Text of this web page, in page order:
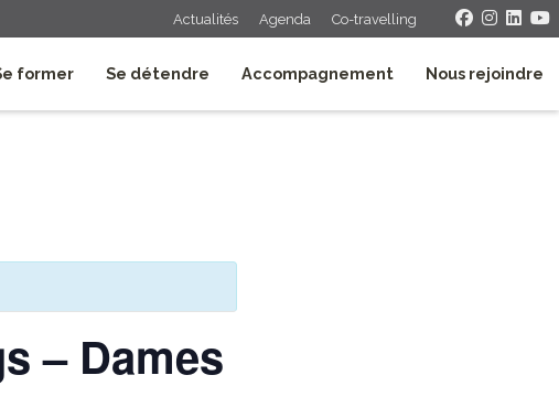
Actualités Agenda Co-travelling
former Se détendre Accompagnement Nous rejoindre
– Dames